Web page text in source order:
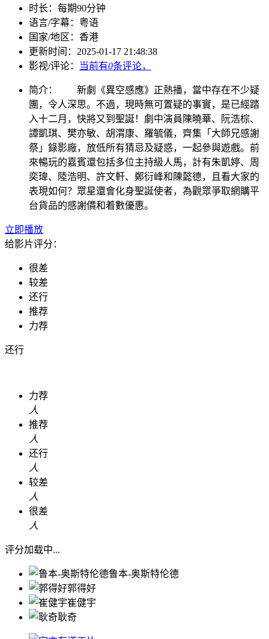
时长： 每期90分钟
语言/字幕： 粤语
国家/地区： 香港
更新时间： 2025-01-17 21:48:38
影视/评论：
当前有0条评论，
简介：
新劇《異空感應》正熱播，當中存在不少疑
團，令人深思。不過，現時無可置疑的事實，是已經踏
入十二月，快將又到聖誕！劇中演員陳曉華、阮浩棕、
譚凱琪、樊亦敏、胡渭康、羅毓儀，齊集「大師兄感謝
祭」錄影廠，放低所有猜忌及疑惑，一起參與遊戲。前
來暢玩的嘉賓還包括多位主持級人馬，計有朱凱婷、周
奕瑋、陸浩明、許文軒、鄭衍峰和陳懿德，且看大家的
表現如何？眾星還會化身聖誕使者，為觀眾爭取網購平
台貨品的感謝價和着數優惠。
立即播放
给影片评分：
很差
较差
还行
推荐
力荐
还行
力荐
人
推荐
人
还行
人
较差
人
很差
人
评分加载中...
鲁本-奥斯特伦德
郭得好
崔健宇
耿奇